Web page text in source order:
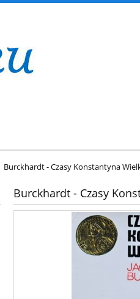
Burckhardt - Czasy Konstantyna
Burckhardt - Czasy